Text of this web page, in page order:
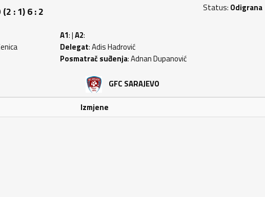
(2 : 1) 6 : 2
Status: Odigrana
A1: |A2:
Delegat: Adis Hadrović
Posmatrač suđenja: Adnan Dupanović
GFC SARAJEVO
Izmjene